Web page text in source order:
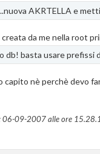
AKRTELLA e
da me nella root
db! basta usare prefissi
nè perchè devo
06-09-2007 alle ore